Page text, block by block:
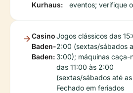
Kurhaus:
eventos; verifique o
Casino
Baden-
Baden:
Jogos clássicos das
2:00 (sextas/sábados
3:00); máquinas caça-
das 11:00 às 2:00
(sextas/sábados até
Fechado em feriados